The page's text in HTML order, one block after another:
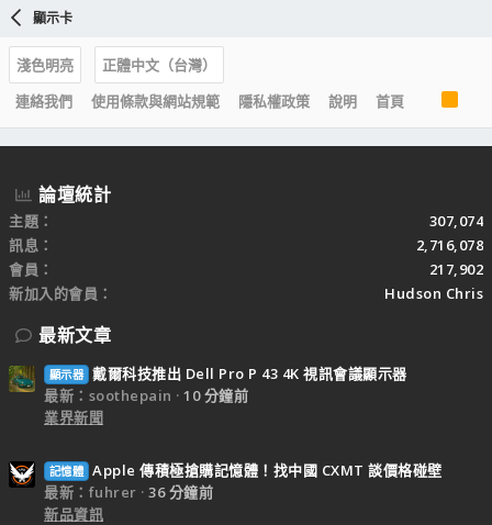
顯示卡
淺色明亮
正體中文（台灣）
連絡我們
使用條款與網站規範 隱私權政策 說明 首頁
R
S
S
論壇統計
主題
307,074
訊息
2,716,078
會員
217,902
新加入的會員
Hudson Chris
最新文章
顯示器 戴爾科技推出 Dell Pro P 43 4K 視訊會議顯示器
最新：soothepain
10 分鐘前
業界新聞
記憶體 Apple 傳積極搶購記憶體！找中國 CXMT 談價格碰壁
最新：fuhrer
36 分鐘前
新品資訊